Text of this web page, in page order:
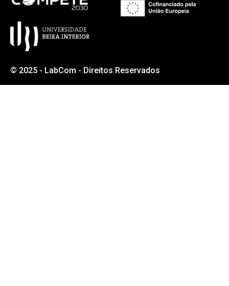
© 2025 - LabCom - Direitos Reservados